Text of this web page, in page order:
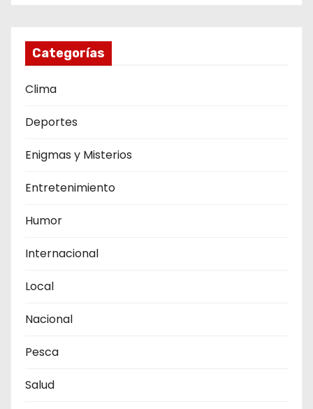
Categorías
Clima
Deportes
Enigmas y Misterios
Entretenimiento
Humor
Internacional
Local
Nacional
Pesca
Salud